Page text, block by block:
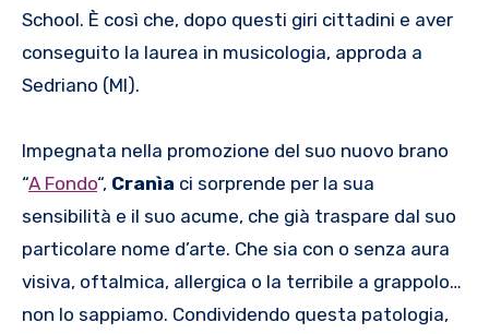
School. È così che, dopo questi giri cittadini e aver
conseguito la laurea in musicologia, approda a
Sedriano (MI).
Impegnata nella promozione del suo nuovo brano
“A Fondo“, Cranìa ci sorprende per la sua
sensibilità e il suo acume, che già traspare dal suo
particolare nome d’arte. Che sia con o senza aura
visiva, oftalmica, allergica o la terribile a grappolo…
non lo sappiamo. Condividendo questa patologia,